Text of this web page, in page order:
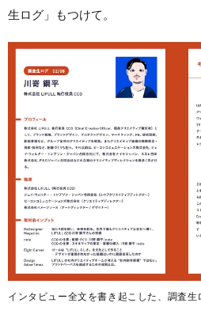
生ログ」もつけて。
インタビュー全文を書き起こした、調査生